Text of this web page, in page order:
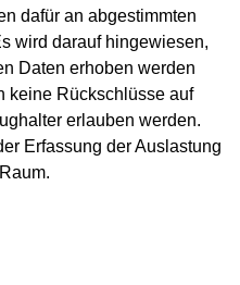
dafür an abgestimmten
wird darauf hingewiesen,
Daten erhoben werden
keine Rückschlüsse auf
erlauben werden.
Erfassung der Auslastung